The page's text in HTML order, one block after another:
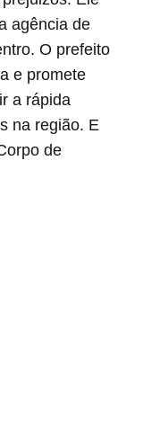
agência de
O prefeito
e promete
a rápida
na região. E
de